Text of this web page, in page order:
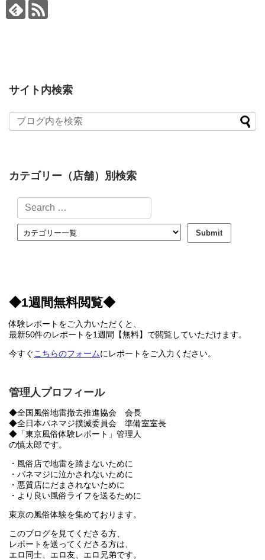
サイト内検索
カテゴリー（店舗）別検索
◆1週間無料閲覧◆
体験レポートをご入力いただくと、
最新50件のレポートを1週間【無料】で閲覧していただけます。
今すぐこちらのフォームにレポートをご入力ください。
管理人プロフィール
◆全国風俗地雷撤去推進協会 会長
◆全日本パネマジ撲滅委員会 準備室室長
◆「東京風俗体験レポート」管理人
の慎太郎です。
・風俗店で地雷を踏まないために
・パネマジに泣かされないために
・悪質店にだまされないために
・より良い風俗ライフを送るために
東京の風俗体験を集めております。
このブログを見てくださる方、
レポートを送ってくださる方は、
エロ同士、エロ友、エロ兄弟です。